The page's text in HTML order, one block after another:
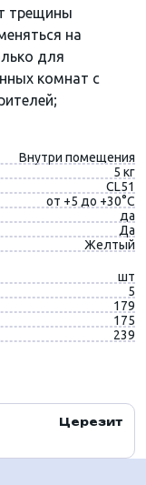
трещины
на
для
комнат с
Внутри помещения
5 кг
CL51
от +5 до +30°C
да
Да
Желтый
шт
5
179
175
239
Церезит